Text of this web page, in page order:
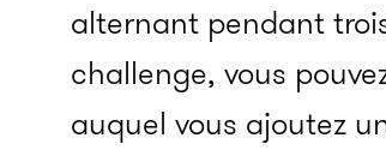
alternant pendant
challenge, vous
auquel vous ajoutez